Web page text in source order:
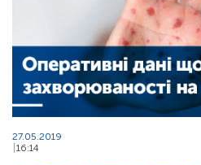
27.05.2019
16:14